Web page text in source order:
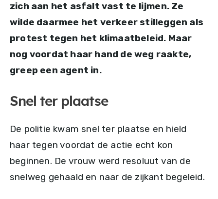
zich aan het asfalt vast te lijmen. Ze
wilde daarmee het verkeer stilleggen als
protest tegen het klimaatbeleid. Maar
nog voordat haar hand de weg raakte,
greep een agent in.
Snel ter plaatse
De politie kwam snel ter plaatse en hield
haar tegen voordat de actie echt kon
beginnen. De vrouw werd resoluut van de
snelweg gehaald en naar de zijkant begeleid.